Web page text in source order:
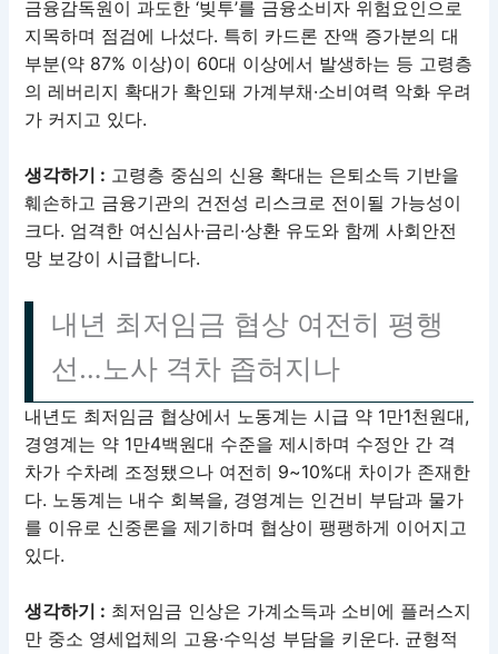
금융감독원이 과도한 ‘빚투’를 금융소비자 위험요인으로
지목하며 점검에 나섰다. 특히 카드론 잔액 증가분의 대
부분(약 87% 이상)이 60대 이상에서 발생하는 등 고령층
의 레버리지 확대가 확인돼 가계부채·소비여력 악화 우려
가 커지고 있다.
생각하기 : 고령층 중심의 신용 확대는 은퇴소득 기반을
훼손하고 금융기관의 건전성 리스크로 전이될 가능성이
크다. 엄격한 여신심사·금리·상환 유도와 함께 사회안전
망 보강이 시급합니다.
내년 최저임금 협상 여전히 평행
선…노사 격차 좁혀지나
내년도 최저임금 협상에서 노동계는 시급 약 1만1천원대,
경영계는 약 1만4백원대 수준을 제시하며 수정안 간 격
차가 수차례 조정됐으나 여전히 9~10%대 차이가 존재한
다. 노동계는 내수 회복을, 경영계는 인건비 부담과 물가
를 이유로 신중론을 제기하며 협상이 팽팽하게 이어지고
있다.
생각하기 : 최저임금 인상은 가계소득과 소비에 플러스지
만 중소 영세업체의 고용·수익성 부담을 키운다. 균형적